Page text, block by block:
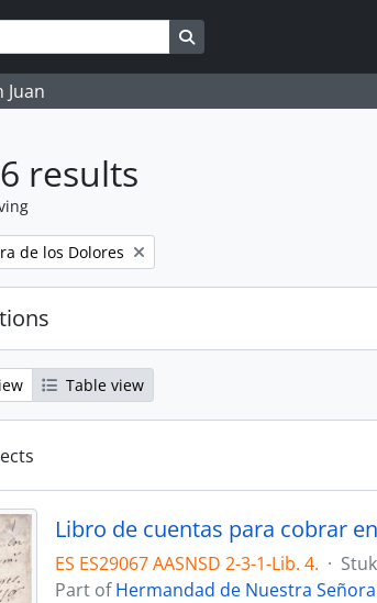
Search in browse page
results
de los Dolores
Table view
ES ES29067 AASNSD 2-3-1-Lib. 4. · Stuk
Part ofHermandad de Nuestra